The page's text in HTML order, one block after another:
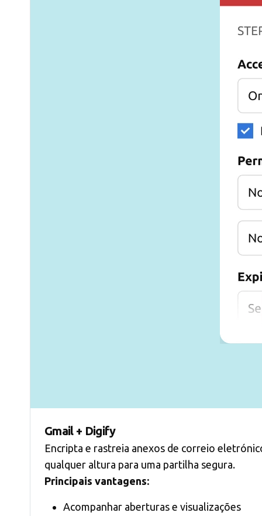
Gmail + Digify
Encripta e rastreia anexos de correio
qualquer altura para uma partilha segura.
Principais vantagens:
Acompanhar aberturas e visualizações